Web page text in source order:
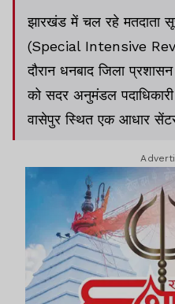
झारखंड में चल रहे मतदाता
(Special Intensive
दौरान धनबाद जिला
को सदर अनुमंडल
वासेपुर स्थित एक आधार